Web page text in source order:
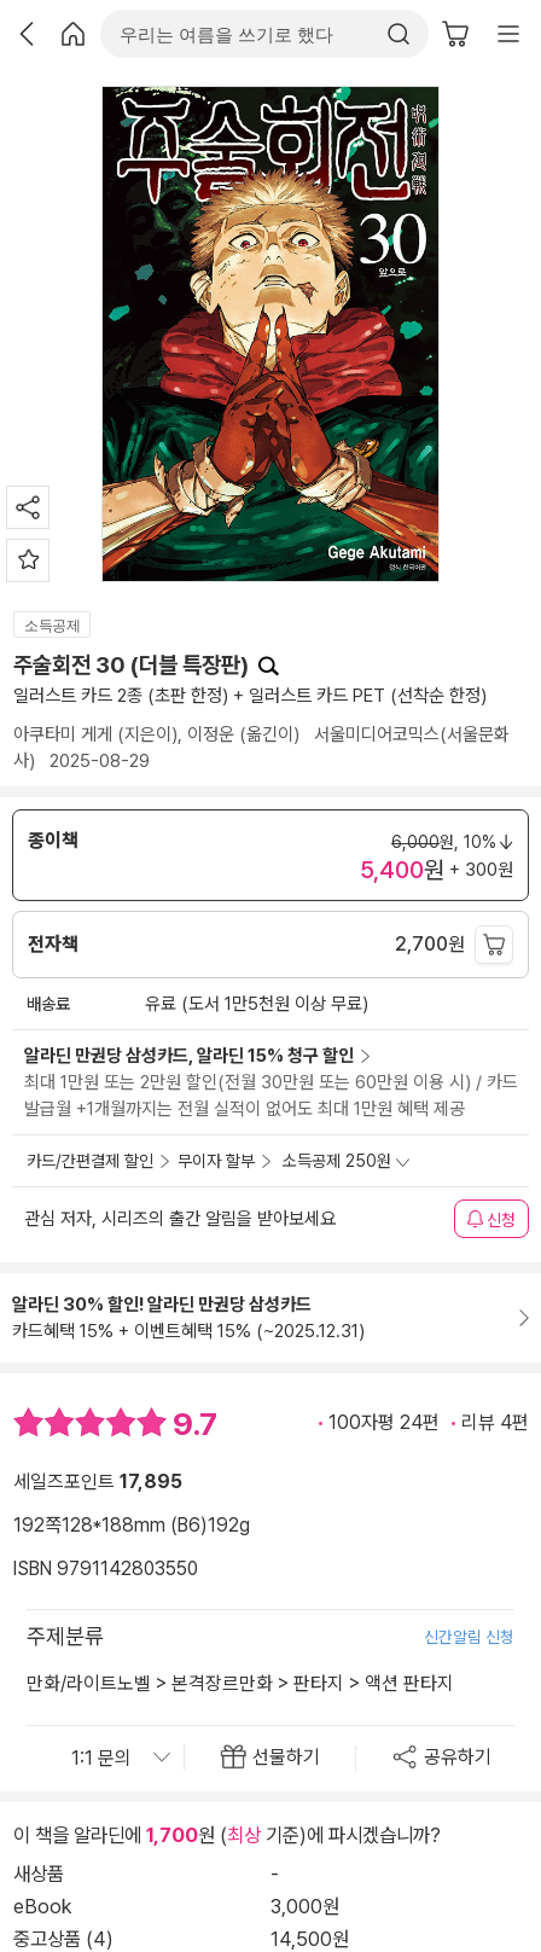
소득공제
주술회전 30 (더블 특장판)
일러스트 카드 2종 (초판 한정) + 일러스트 카드 PET (선착순 한정)
아쿠타미 게게 (지은이), 이정운 (옮긴이) 서울미디어코믹스(서울문화
사) 2025-08-29
종이책 6,000원, 10%
5,400원 + 300원
전자책 2,700원
배송료 유료 (도서 1만5천원 이상 무료)
알라딘 만권당 삼성카드, 알라딘 15% 청구 할인
최대 1만원 또는 2만원 할인(전월 30만원 또는 60만원 이용 시) / 카드
발급월 +1개월까지는 전월 실적이 없어도 최대 1만원 혜택 제공
카드/간편결제 할인 무이자 할부 소득공제 250원
관심 저자, 시리즈의 출간 알림을 받아보세요 신청
알라딘 30% 할인! 알라딘 만권당 삼성카드
카드혜택 15% + 이벤트혜택 15% (~2025.12.31)
9.7 100자평 24편 리뷰 4편
세일즈포인트 17,895
192쪽128*188mm (B6)192g
ISBN 9791142803550
주제분류 신간알림 신청
만화/라이트노벨 > 본격장르만화 > 판타지 > 액션 판타지
선물하기 공유하기
이 책을 알라딘에 1,700원 (최상기준)에 파시겠습니까?
새상품
-
eBook
3,000원
중고상품 (4)
14,500원